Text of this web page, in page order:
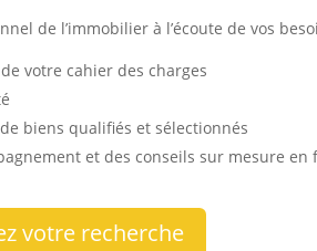
de l’immobilier à l’écoute de vos
votre cahier des charges
biens qualifiés et sélectionnés
et des conseils sur mesure en
votre recherche